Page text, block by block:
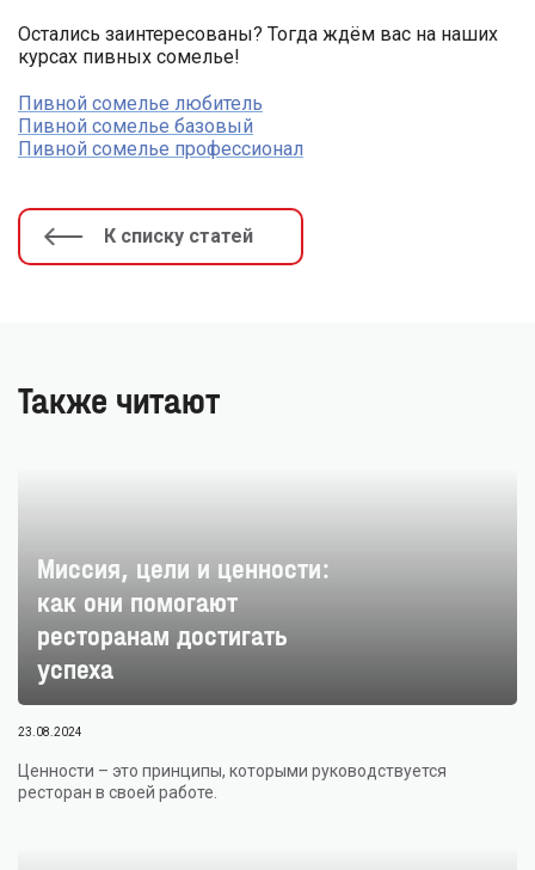
Остались заинтересованы? Тогда ждём вас на наших
курсах пивных сомелье!
Пивной сомелье любитель
Пивной сомелье базовый
Пивной сомелье профессионал
К списку статей
Также читают
Миссия, цели и ценности:
как они помогают
ресторанам достигать
успеха
23.08.2024
Ценности – это принципы, которыми руководствуется
ресторан в своей работе.